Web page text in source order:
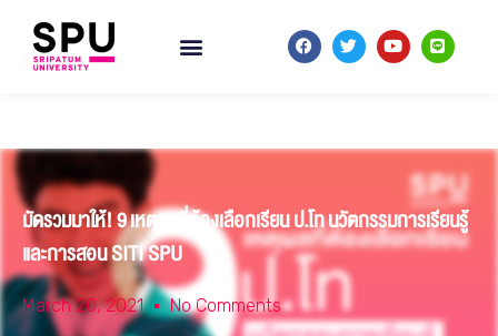
มัดรวมมาให้! 9 เหตุผลที่ต้องเลือกเรียน ป.โท นวัตกรรมการเรียนรู้
และการสอน SITI SPU
March 20, 2021 No Comments